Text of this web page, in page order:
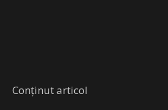
Conținut articol